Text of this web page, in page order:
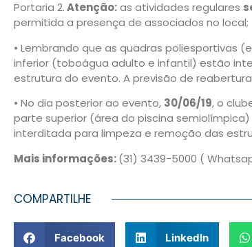
Portaria 2.Atenção:as atividades regulares
permitida a presença de associados no local;
• Lembrando que as quadras poliesportivas
inferior (toboágua adulto e infantil) estão
estrutura do evento. A previsão de
• No dia posterior ao evento, 30/06/19, o
parte superior (área do piscina
interditada para limpeza e remoção das
Mais informações:(31) 3439-5000 (
COMPARTILHE
Facebook LinkedIn